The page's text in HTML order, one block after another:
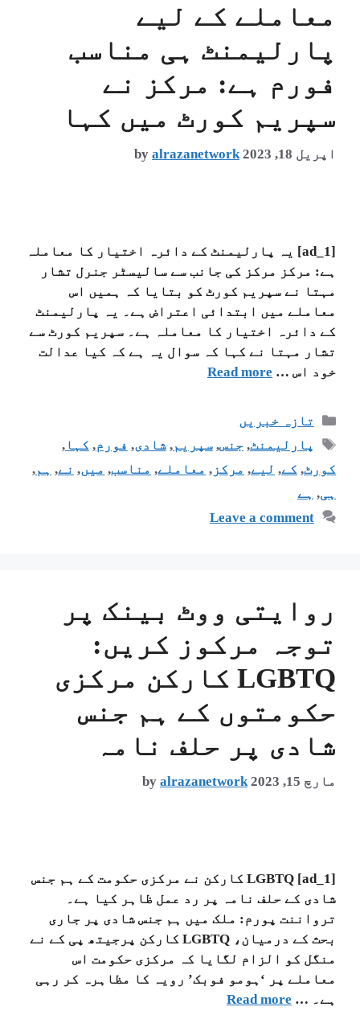
معاملے کے لیے
پارلیمنٹ ہی مناسب
فورم ہے: مرکز نے
سپریم کورٹ میں کہا
اپریل 18, 2023 by alrazanetwork
[ad_1] یہ پارلیمنٹ کے دائرہ اختیار کا معاملہ
ہے: مرکز مرکز کی جانب سے سالیسٹر جنرل تشار
مہتا نے سپریم کورٹ کو بتایا کہ ہمیں اس
معاملے میں ابتدائی اعتراض ہے۔ یہ پارلیمنٹ
کے دائرہ اختیار کا معاملہ ہے۔ سپریم کورٹ سے
تشار مہتا نے کہا کہ سوال یہ ہے کہ کیا عدالت
خود اس … Read more
تازہ خبریں
پارلیمنٹ,جنس,سپریم,شادی, فورم, کہا,
کورٹ, کے, لیے, مرکز , معاملے, مناسب, میں, نے, ہم,
ہی, ہے
Leave a comment
روایتی ووٹ بینک پر
توجہ مرکوز کریں:
LGBTQ کارکن مرکزی
حکومتوں کے ہم جنس
شادی پر حلف نامہ
مارچ 15, 2023 by alrazanetwork
[ad_1] LGBTQ کارکن نے مرکزی حکومت کے ہم جنس
شادی کے حلف نامہ پر رد عمل ظاہر کیا ہے۔
ترواننت پورم: ملک میں ہم جنس شادی پر جاری
بحث کے درمیان، LGBTQ کارکن پرجیتھ پی کے نے
منگل کو الزام لگایا کہ مرکزی حکومت اس
معاملے پر ‘ہومو فوبک’ رویہ کا مظاہرہ کر رہی
ہے۔ … Read more